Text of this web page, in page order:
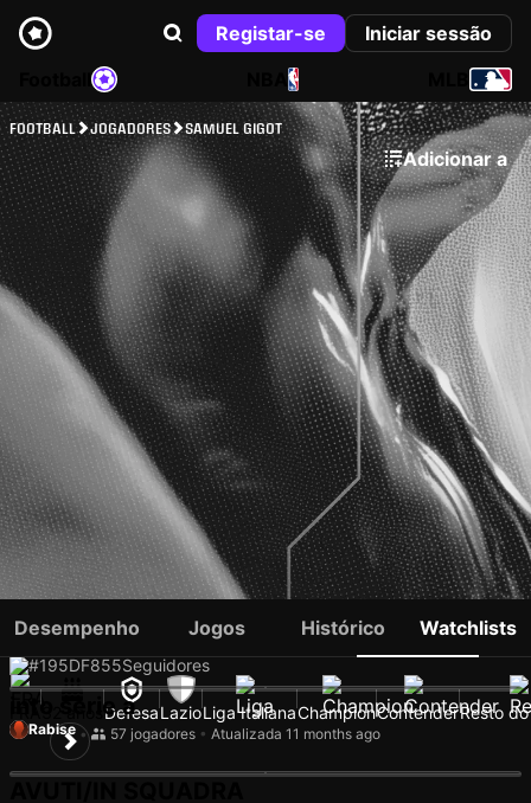
Registar-se
Iniciar sessão
NBA
FOOTBALL JOGADORES SAMUEL GIGOT
Adicionar a
SAMUEL GIGOT
#195DF855Seguidores
DefesaLazioLiga ItalianaChampionContenderResto
Desempenho Jogos Histórico Watchlists
into serie a
Rabise • 57 jogadores • Atualizada 11 months ago